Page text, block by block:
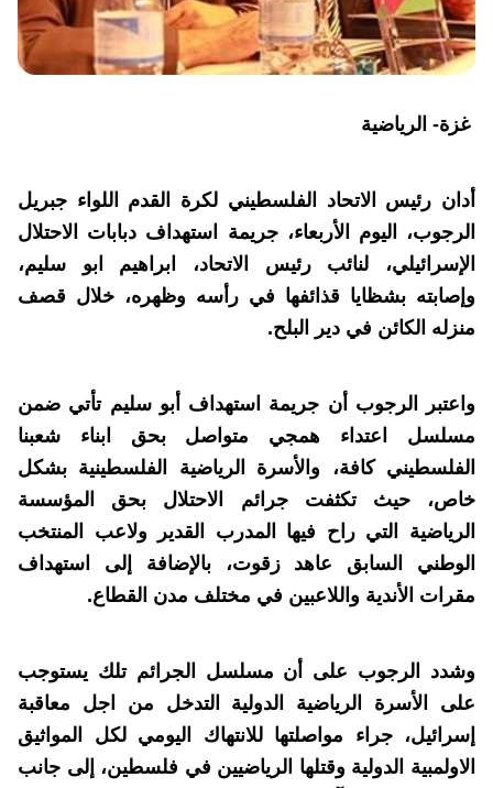
غزة- الرياضية
أدان رئيس الاتحاد الفلسطيني لكرة القدم اللواء جبريل
الرجوب، اليوم الأربعاء، جريمة استهداف دبابات الاحتلال
الإسرائيلي، لنائب رئيس الاتحاد، ابراهيم ابو سليم،
وإصابته بشظايا قذائفها في رأسه وظهره، خلال قصف
منزله الكائن في دير البلح.
واعتبر الرجوب أن جريمة استهداف أبو سليم تأتي ضمن
مسلسل اعتداء همجي متواصل بحق ابناء شعبنا
الفلسطيني كافة، والأسرة الرياضية الفلسطينية بشكل
خاص، حيث تكثفت جرائم الاحتلال بحق المؤسسة
الرياضية التي راح فيها المدرب القدير ولاعب المنتخب
الوطني السابق عاهد زقوت، بالإضافة إلى استهداف
مقرات الأندية واللاعبين في مختلف مدن القطاع.
وشدد الرجوب على أن مسلسل الجرائم تلك يستوجب
على الأسرة الرياضية الدولية التدخل من اجل معاقبة
إسرائيل، جراء مواصلتها للانتهاك اليومي لكل المواثيق
الاولمبية الدولية وقتلها الرياضيين في فلسطين، إلى جانب